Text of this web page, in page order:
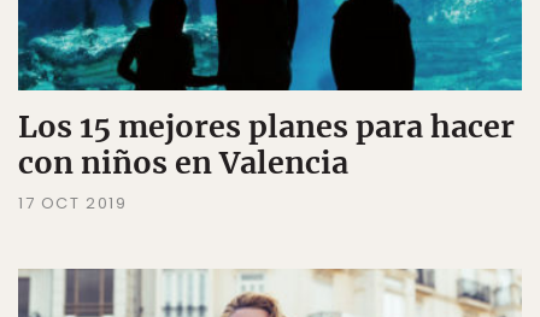
Los 15 mejores planes para hacer
con niños en Valencia
17 OCT 2019